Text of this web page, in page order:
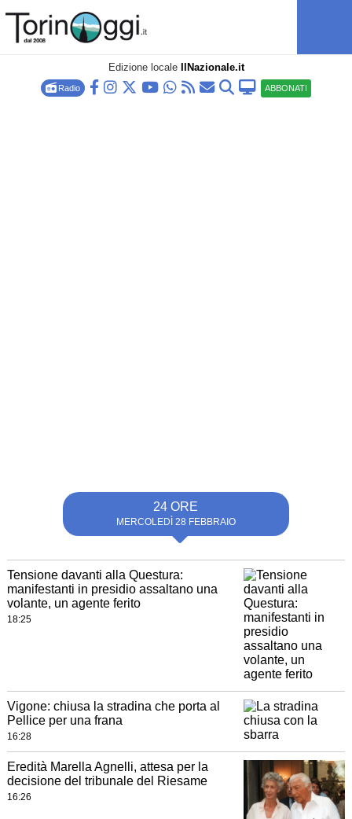
Edizione locale IlNazionale.it
Radio ABBONATI
24 ORE
MERCOLEDÌ 28 FEBBRAIO
Tensione davanti alla Questura:
manifestanti in presidio assaltano una
volante, un agente ferito
18:25
Vigone: chiusa la stradina che porta al
Pellice per una frana
16:28
Eredità Marella Agnelli, attesa per la
decisione del tribunale del Riesame
16:26